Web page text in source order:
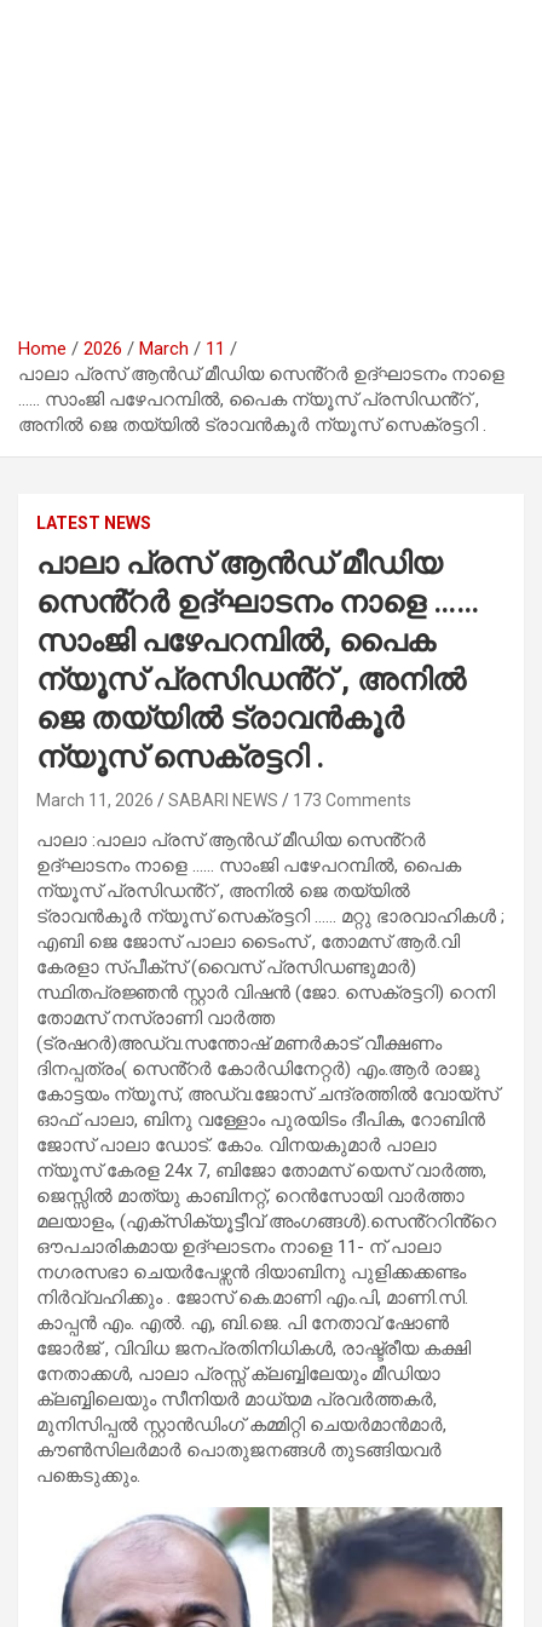
Home 2026 March
11
പാലാ പ്രസ് ആൻഡ് മീഡിയ സെൻ്റർ ഉദ്ഘാടനം നാളെ
…… സാംജി പഴേപറമ്പിൽ, പൈക ന്യൂസ് പ്രസിഡൻ്റ് ,
അനിൽ ജെ തയ്യിൽ ട്രാവൻകൂർ ന്യൂസ് സെക്രട്ടറി .
LATEST NEWS
പാലാ പ്രസ് ആൻഡ് മീഡിയ
സെൻ്റർ ഉദ്ഘാടനം നാളെ ……
സാംജി പഴേപറമ്പിൽ, പൈക
ന്യൂസ് പ്രസിഡൻ്റ് , അനിൽ
ജെ തയ്യിൽ ട്രാവൻകൂർ
ന്യൂസ് സെക്രട്ടറി .
March 11, 2026 SABARI NEWS 173 Comments
പാലാ :പാലാ പ്രസ് ആൻഡ് മീഡിയ സെൻ്റർ
ഉദ്ഘാടനം നാളെ …… സാംജി പഴേപറമ്പിൽ, പൈക
ന്യൂസ് പ്രസിഡൻ്റ് , അനിൽ ജെ തയ്യിൽ
ട്രാവൻകൂർ ന്യൂസ് സെക്രട്ടറി …… മറ്റു ഭാരവാഹികൾ ;
എബി ജെ ജോസ് പാലാ ടൈംസ് , തോമസ് ആർ.വി
കേരളാ സ്പീക്സ് (വൈസ് പ്രസിഡണ്ടുമാർ)
സ്ഥിതപ്രജ്ഞൻ സ്റ്റാർ വിഷൻ (ജോ. സെക്രട്ടറി) റെനി
തോമസ് നസ്രാണി വാർത്ത
(ട്രഷറർ)അഡ്വ.സന്തോഷ് മണർകാട് വീക്ഷണം
ദിനപ്പത്രം( സെൻ്റർ കോർഡിനേറ്റർ) എം.ആർ രാജു
കോട്ടയം ന്യൂസ്, അഡ്വ.ജോസ് ചന്ദ്രത്തിൽ വോയ്സ്
ഓഫ് പാലാ, ബിനു വള്ളോം പുരയിടം ദീപിക, റോബിൻ
ജോസ് പാലാ ഡോട്. കോം. വിനയകുമാർ പാലാ
ന്യൂസ് കേരള 24x 7, ബിജോ തോമസ് യെസ് വാർത്ത,
ജെസ്സിൽ മാത്യു കാബിനറ്റ്, റെൻസോയി വാർത്താ
മലയാളം, (എക്സിക്യൂട്ടീവ് അംഗങ്ങൾ).സെൻ്ററിൻ്റെ
ഔപചാരികമായ ഉദ്ഘാടനം നാളെ 11- ന് പാലാ
നഗരസഭാ ചെയർപേഴ്സൻ ദിയാബിനു പുളിക്കക്കണ്ടം
നിർവ്വഹിക്കും . ജോസ് കെ.മാണി എം.പി, മാണി.സി.
കാപ്പൻ എം. എൽ. എ, ബി.ജെ. പി നേതാവ് ഷോൺ
ജോർജ് , വിവിധ ജനപ്രതിനിധികൾ, രാഷ്ട്രീയ കക്ഷി
നേതാക്കൾ, പാലാ പ്രസ്സ് ക്ലബ്ബിലേയും മീഡിയാ
ക്ലബ്ബിലെയും സീനിയർ മാധ്യമ പ്രവർത്തകർ,
മുനിസിപ്പൽ സ്റ്റാൻഡിംഗ് കമ്മിറ്റി ചെയർമാൻമാർ,
കൗൺസിലർമാർ പൊതുജനങ്ങൾ തുടങ്ങിയവർ
പങ്കെടുക്കും.